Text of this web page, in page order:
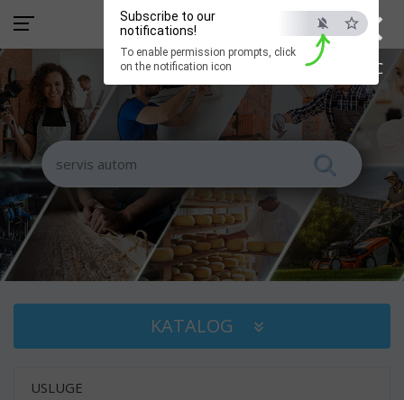
×
ESC
Subscribe to our
notifications!
To enable permission prompts, click
on the notification icon
KATALOG
USLUGE